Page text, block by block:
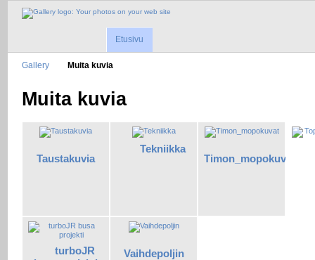
Etusivu
Gallery Muita kuvia
Muita kuvia
Taustakuvia
Tekniikka
Timon_mopokuvat
turboJR
Vaihdepoljin